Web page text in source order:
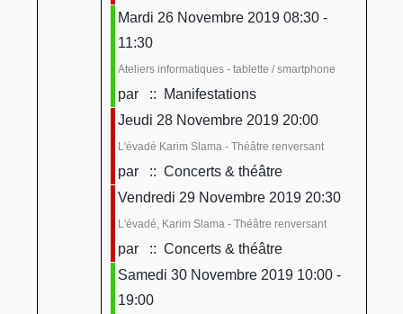
Mardi 26 Novembre 2019 08:30 -
11:30
Ateliers informatiques - tablette / smartphone
par
:: Manifestations
Jeudi 28 Novembre 2019 20:00
L'évadé Karim Slama - Théâtre renversant
par
:: Concerts & théâtre
Vendredi 29 Novembre 2019 20:30
L'évadé, Karim Slama - Théâtre renversant
par
:: Concerts & théâtre
Samedi 30 Novembre 2019 10:00 -
19:00